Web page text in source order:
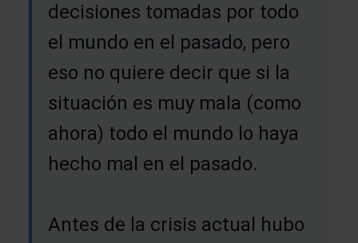
decisiones tomadas por todo
el mundo en el pasado, pero
eso no quiere decir que si la
situación es muy mala (como
ahora) todo el mundo lo haya
hecho mal en el pasado.
Antes de la crisis actual hubo